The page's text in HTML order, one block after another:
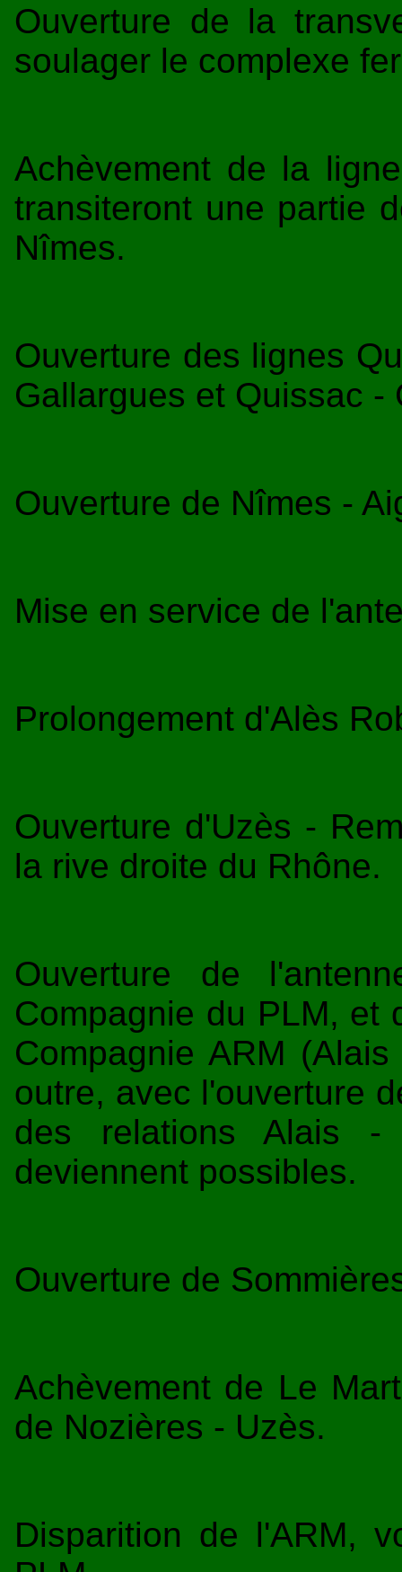
Ouverture de la
soulager le complexe
Achèvement de la
transiteront une partie
Nîmes.
Ouverture des lignes
Gallargues et Quissac -
Ouverture de Nîmes -
Mise en service de
Prolongement d'Alès
Ouverture d'Uzès -
la rive droite du Rhône.
Ouverture de
Compagnie du PLM, et
Compagnie ARM
outre, avec l'ouverture
des relations Alais -
deviennent possibles.
Ouverture de
Achèvement de Le
de Nozières - Uzès.
Disparition de l'ARM,